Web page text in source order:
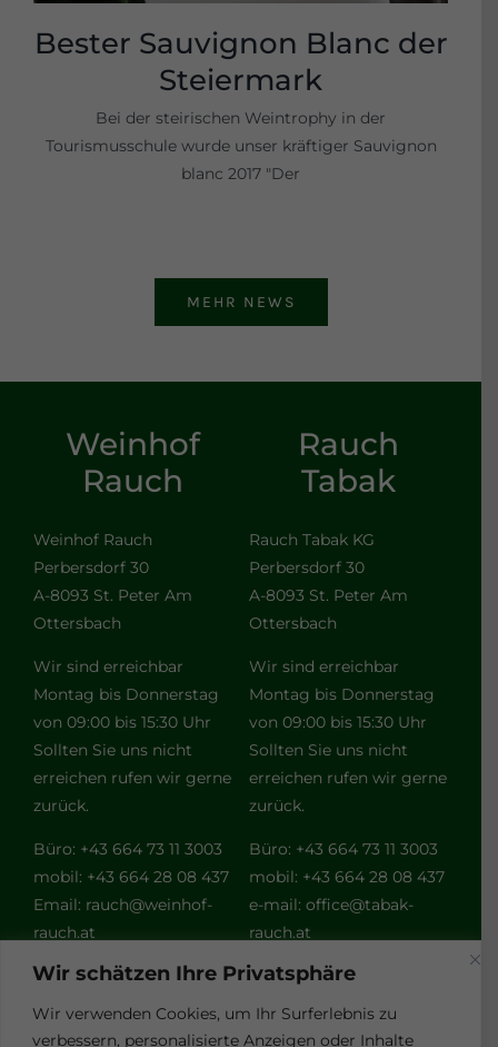
Wir schätzen Ihre Privatsphäre
Wir verwenden Cookies, um Ihr Surferlebnis zu
verbessern, personalisierte Anzeigen oder Inhalte
Bester Sauvignon Blanc der
Steiermark
Bei der steirischen Weintrophy in der
Tourismusschule wurde unser kräftiger Sauvignon
blanc 2017 "Der
MEHR NEWS
Weinhof
Rauch
Weinhof Rauch
Perbersdorf 30
A-8093 St. Peter Am
Ottersbach
Wir sind erreichbar
Montag bis Donnerstag
von 09:00 bis 15:30 Uhr
Sollten Sie uns nicht
erreichen rufen wir gerne
zurück.
Büro: +43 664 73 11 3003
mobil: +43 664 28 08 437
Email: rauch@weinhof-
rauch.at
Rauch
Tabak
Rauch Tabak KG
Perbersdorf 30
A-8093 St. Peter Am
Ottersbach
Wir sind erreichbar
Montag bis Donnerstag
von 09:00 bis 15:30 Uhr
Sollten Sie uns nicht
erreichen rufen wir gerne
zurück.
Büro: +43 664 73 11 3003
mobil: +43 664 28 08 437
e-mail: office@tabak-
rauch.at
Weitere